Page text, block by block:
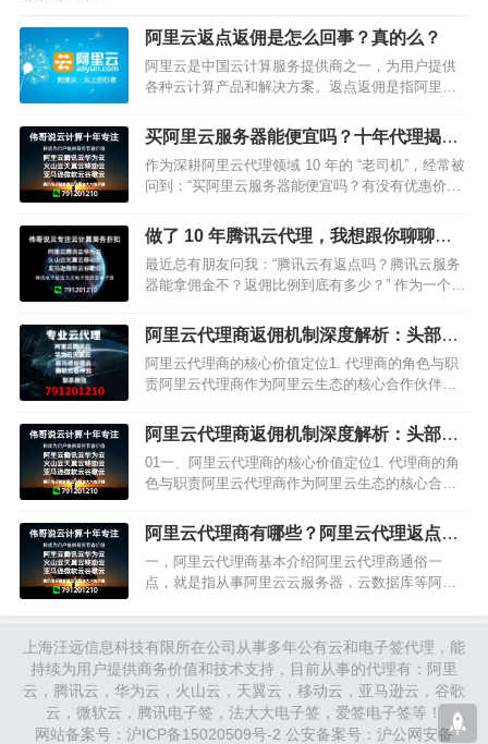
阿里云返点返佣是怎么回事？真的么？
阿里云是中国云计算服务提供商之一，为用户提供
各种云计算产品和解决方案。返点返佣是指阿里云
制。那么，阿里云的返点返佣到底是怎么回事？它
是否真实存在呢？本文将为…
买阿里云服务器能便宜吗？十年代理揭秘
3 大省钱攻略！
作为深耕阿里云代理领域 10 年的 “老司机”，经常被
问到：“买阿里云服务器能便宜吗？有没有优惠价
宜，选对渠道还能省一大笔！ 这篇文章带你解锁阿
里云服务…
做了 10 年腾讯云代理，我想跟你聊聊返
佣那些事儿​
最近总有朋友问我：“腾讯云有返点吗？腾讯云服务
器能拿佣金不？返佣比例到底有多少？” 作为一个在
来跟大家好好…
阿里云代理商返佣机制深度解析：头部代
理优势与企业合作策略
阿里云代理商的核心价值定位1. 代理商的角色与职
责阿里云代理商作为阿里云生态的核心合作伙伴，
里云全系列云产品，包括云服务器ECS、云数据库
RDS、对象存…
阿里云代理商返佣机制深度解析：头部代
理优势与企业合作策略
01一、阿里云代理商的核心价值定位1. 代理商的角
色与职责阿里云代理商作为阿里云生态的核心合作
销售阿里云全系列云产品，包括云服务器ECS、云
数据库RDS…
阿里云代理商有哪些？阿里云代理返点是
真的么？
一，阿里云代理商基本介绍阿里云代理商通俗一
点，就是指从事阿里云云服务器，云数据库等阿里
成。在阿里云官方定义中，这…
上海汪远信息科技有限所在公司从事多年公有云和电子签代理，能
持续为用户提供商务价值和技术支持，目前从事的代理有：阿里
云，腾讯云，华为云，火山云，天翼云，移动云，亚马逊云，谷歌
云，微软云，腾讯电子签，法大大电子签，爱签电子签等！
网站备案号： 沪ICP备15020509号-2 公安备案号： 沪公网安备